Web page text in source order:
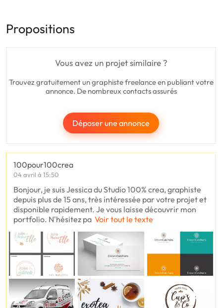
Propositions
Vous avez un projet similaire ?
Trouvez gratuitement un graphiste freelance en publiant votre
annonce. De nombreux contacts assurés
Déposer une annonce
100pour100crea
04 avril à 15:50
Bonjour, je suis Jessica du Studio 100% crea, graphiste
depuis plus de 15 ans, très intéressée par votre projet et
disponible rapidement. Je vous laisse découvrir mon
portfolio. N'hésitez pa Voir tout le texte